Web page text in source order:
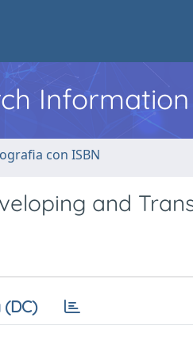
con ISBN
and